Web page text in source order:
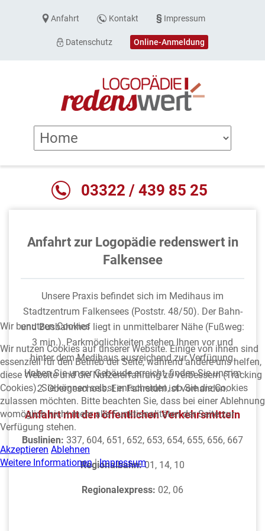
Anfahrt Kontakt Impressum
Datenschutz Online-Anmeldung
03322 / 439 85 25
Anfahrt zur Logopädie redenswert in
Falkensee
Unsere Praxis befindet sich im Medihaus im
Stadtzentrum Falkensees (Poststr. 48/50). Der Bahn-
und Busbahnhof liegt in unmittelbarer Nähe (Fußweg:
3 min.). Parkmöglichkeiten stehen Ihnen vor und
hinter dem Medihaus ausreichend zur Verfügung.
Haben Sie unser Gebäude erreicht, finden Sie uns im
2. Obergeschoss. Ein Fahrstuhl ist vorhanden.
Anfahrt mit den öffentlichen Verkehrsmitteln
Buslinien: 337, 604, 651, 652, 653, 654, 655, 656, 667
Regionalbahn:01, 14, 10
Regionalexpress: 02, 06
Wir benutzen Cookies
Wir nutzen Cookies auf unserer Website. Einige von ihnen sind
essenziell für den Betrieb der Seite, während andere uns helfen,
diese Website und die Nutzererfahrung zu verbessern (Tracking
Cookies). Sie können selbst entscheiden, ob Sie die Cookies
zulassen möchten. Bitte beachten Sie, dass bei einer Ablehnung
womöglich nicht mehr alle Funktionalitäten der Seite zur
Verfügung stehen.
Akzeptieren Ablehnen
Weitere Informationen|Impressum